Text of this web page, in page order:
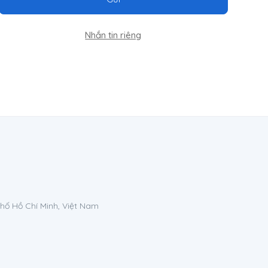
Nhắn tin riêng
Hồ Chí Minh, Việt Nam